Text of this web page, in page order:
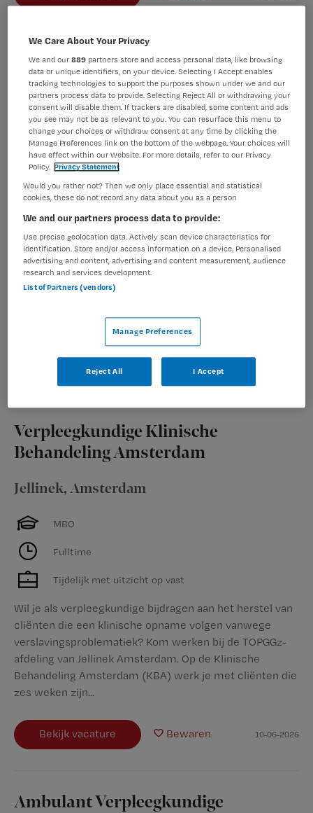
Verpleegkundig Specialist Polikliniek
bipolaire stoornissen
GGZ inGeest,Amsterdam
WO
Fulltime
GGZ inGeest zoekt een verpleegkundig specialist voor
de polikliniek bipolaire stoornissen in Amsterdam voor
28-36uur. Ben jij een pionier die het samenwerken met
cliënten graag combineert met innovatie en
geloof je in blended...
Bekijk vacature
Verpleegkundige Klinische
Behandeling Amsterdam
Jellinek, Amsterdam
MBO
Fulltime
Tijdelijk met uitzicht op vast
Wil je als verpleegkundige bijdragen aan het herstel van
cliënten die een klinische opname volgen vanwege
verslavingsproblematiek? Kom werken bij de TOPGGz-
afdeling van Jellinek Amsterdam. Op de Klinische
Behandeling Amsterdam (KBA) werk je met cliënten die
zes weken zijn...
Bekijk vacature Bewaren 10-06-2026
Ambulant Verpleegkundige
We Care About Your Privacy
We and our889 partners store and access personal data, like browsing
data or unique identifiers, on your device. Selecting I Accept enables
tracking technologies to support the purposes shown under we and our
partners process data to provide. Selecting Reject All or withdrawing your
consent will disable them. If trackers are disabled, some content and ads
you see may not be as relevant to you. You can resurface this menu to
change your choices or withdraw consent at any time by clicking the
Manage Preferences link on the bottom of the webpage. Your choices will
have effect within our Website. For more details, refer to our Privacy
Policy. Privacy Statement
Would you rather not? Then we only place essential and statistical
cookies, these do not record any data about you as a person
We and our partners process data to provide:
Use precise geolocation data. Actively scan device characteristics for
identification. Store and/or access information on a device. Personalised
advertising and content, advertising and content measurement, audience
research and services development.
List of Partners (vendors)
Manage Preferences
Reject All I Accept